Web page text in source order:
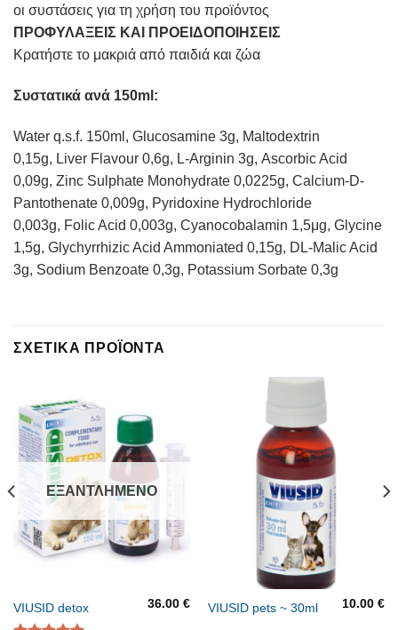
οι συστάσεις για τη χρήση του προϊόντος
ΠΡΟΦΥΛΑΞΕΙΣ ΚΑΙ ΠΡΟΕΙΔΟΠΟΙΗΣΕΙΣ
Κρατήστε το μακριά από παιδιά και ζώα
Συστατικά ανά 150ml:
Water q.s.f. 150ml, Glucosamine 3g, Maltodextrin
0,15g, Liver Flavour 0,6g, L-Arginin 3g, Ascorbic Acid
0,09g, Zinc Sulphate Monohydrate 0,0225g, Calcium-D-
Pantothenate 0,009g, Pyridoxine Hydrochloride
0,003g, Folic Acid 0,003g, Cyanocobalamin 1,5μg, Glycine
1,5g, Glychyrrhizic Acid Ammoniated 0,15g, DL-Malic Acid
3g, Sodium Benzoate 0,3g, Potassium Sorbate 0,3g
ΣΧΕΤΙΚΆ ΠΡΟΪΌΝΤΑ
ΕΞΑΝΤΛΗΜΈΝΟ
VIUSID detox 36.00€ VIUSID pets ~ 30ml 10.00€